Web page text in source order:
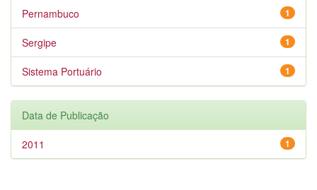
1
Pernambuco
1
Sergipe
1
Sistema Portuário
Data de Publicação
1
2011